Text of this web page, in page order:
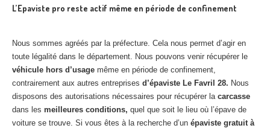
L’Epaviste pro reste actif même en période de confinement
Nous sommes agréés par la préfecture. Cela nous permet d’agir en
toute légalité dans le département. Nous pouvons venir récupérer le
véhicule hors d’usage même en période de confinement,
contrairement aux autres entreprises d’épaviste Le Favril 28. Nous
disposons des autorisations nécessaires pour récupérer la carcasse
dans les meilleures conditions, quel que soit le lieu où l’épave de
voiture se trouve. Si vous êtes à la recherche d’un épaviste gratuit à